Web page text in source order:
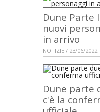
Dune Parte
nuovi
in arrivo
NOTIZIE / 23/06/2022
Dune parte
c'è la